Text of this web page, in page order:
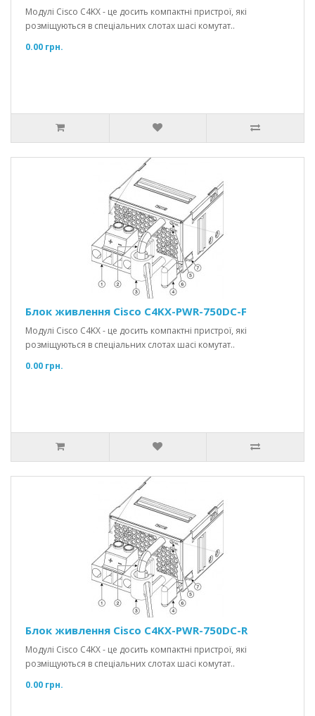
Модулі Cisco C4KX - це досить компактні пристрої, які
розміщуються в спеціальних слотах шасі комутат..
0.00 грн.
Блок живлення Cisco C4KX-PWR-750DC-F
Модулі Cisco C4KX - це досить компактні пристрої, які
розміщуються в спеціальних слотах шасі комутат..
0.00 грн.
Блок живлення Cisco C4KX-PWR-750DC-R
Модулі Cisco C4KX - це досить компактні пристрої, які
розміщуються в спеціальних слотах шасі комутат..
0.00 грн.